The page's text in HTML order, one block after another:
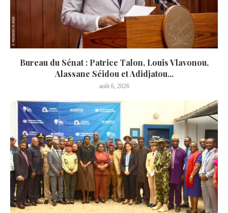
Bureau du Sénat : Patrice Talon, Louis Vlavonou,
Alassane Séidou et Adidjatou...
août 6, 2026